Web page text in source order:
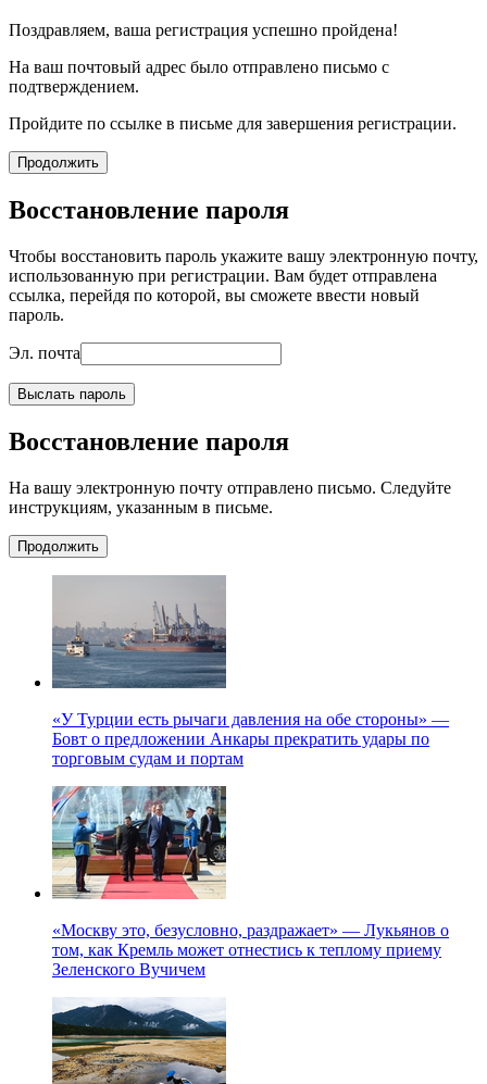
Поздравляем, ваша регистрация успешно пройдена!
На ваш почтовый адрес было отправлено письмо с
подтверждением.
Пройдите по ссылке в письме для завершения регистрации.
Продолжить
Восстановление пароля
Чтобы восстановить пароль укажите вашу электронную почту,
использованную при регистрации. Вам будет отправлена
ссылка, перейдя по которой, вы сможете ввести новый
пароль.
Эл. почта
Выслать пароль
Восстановление пароля
На вашу электронную почту отправлено письмо. Следуйте
инструкциям, указанным в письме.
Продолжить
«У Турции есть рычаги давления на обе стороны» —
Бовт о предложении Анкары прекратить удары по
торговым судам и портам
«Москву это, безусловно, раздражает» — Лукьянов о
том, как Кремль может отнестись к теплому приему
Зеленского Вучичем